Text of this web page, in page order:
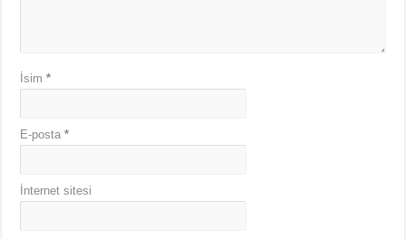
İsim*
E-posta*
İnternet sitesi